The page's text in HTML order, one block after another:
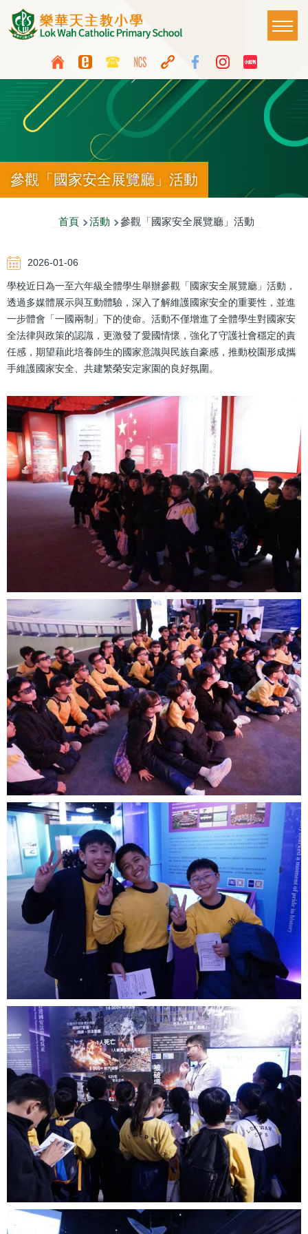
移至主內容
Top
Media
Icon
Button
Language
switcher
Main
參觀「國家安全展覽廳」活動
連
結
首頁 活動 參觀「國家安全展覽廳」活動
2026-01-06
學校近日為一至六年級全體學生舉辦參觀「國家安全展覽廳」活動，
透過多媒體展示與互動體驗，深入了解維護國家安全的重要性，並進
一步體會「一國兩制」下的使命。活動不僅增進了全體學生對國家安
全法律與政策的認識，更激發了愛國情懷，強化了守護社會穩定的責
任感，期望藉此培養師生的國家意識與民族自豪感，推動校園形成攜
手維護國家安全、共建繁榮安定家園的良好氛圍。